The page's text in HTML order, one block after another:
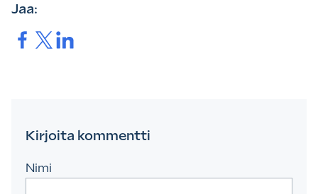
Jaa:
Jaa. Jaa.Jaa.
Kirjoita kommentti
Nimi